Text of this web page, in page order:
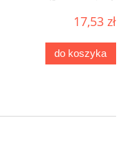
17,53 zł
do koszyka